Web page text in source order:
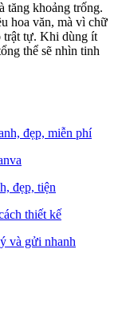
tăng khoảng trống.
hoa văn, mà vì chữ
trật tự. Khi dùng ít
thể sẽ nhìn tinh
đẹp, miễn phí
đẹp, tiện
thiết kế
và gửi nhanh